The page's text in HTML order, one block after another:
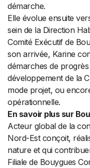
démarche.
Elle évolue ensuite
sein de la Direction
Comité Exécutif de
son arrivée, Karine
démarches de progrès
développement de la
mode projet, ou
opérationnelle.
En savoir plus sur
Acteur global de la
Nord-Est conçoit,
nature et qui
Filiale de Bouygues